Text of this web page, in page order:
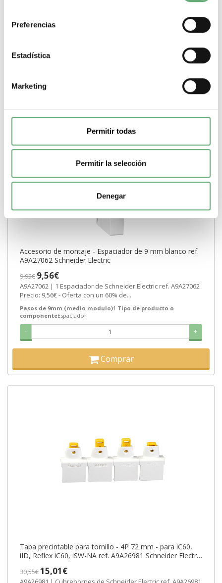
Preferencias
Estadística
Marketing
Permitir todas
Permitir la selección
Denegar
Tipo de producto o componente
+
Accesorio de montaje - Espaciador de 9 mm blanco ref.
A9A27062 Schneider Electric
9,95€ 9,56€
A9A27062 | 1 Espaciador de Schneider Electric ref. A9A27062
Precio: 9,56€ - Oferta con un 60% de...
Pasos de 9mm (medio modulo)1 Tipo de producto o
componenteEspaciador
- +
Comprar
Tapa precintable para tornillo - 4P 72 mm - para iC60,
iID, Reflex iC60, iSW-NA ref. A9A26981 Schneider Electric
30,55€15,01€